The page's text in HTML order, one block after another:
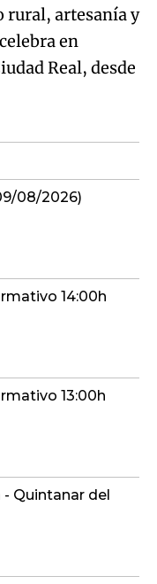
rural, artesanía y
en
Real, desde
08/2026)
14:00h
13:00h
- Quintanar del